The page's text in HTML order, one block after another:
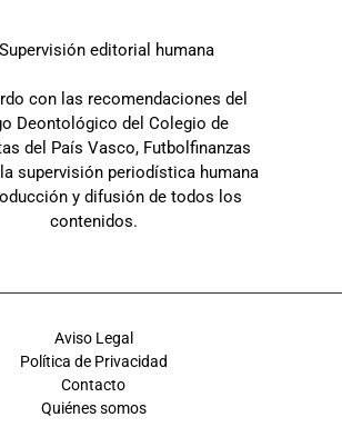
Supervisión editorial humana
con las recomendaciones del
Deontológico del Colegio de
del País Vasco, Futbolfinanzas
supervisión periodística humana
y difusión de todos los
contenidos.
Aviso Legal
Política de Privacidad
Contacto
Quiénes somos